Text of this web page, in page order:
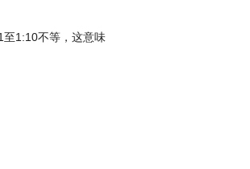
至1:10不等，这意味